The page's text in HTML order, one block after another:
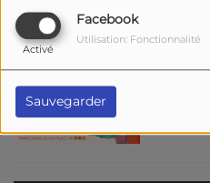
Facebook
Activé
Utilisation: Fonctionnalité
Sauvegarder